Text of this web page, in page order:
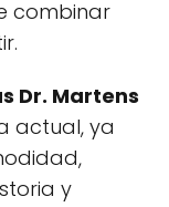
combinar
Dr. Martens
actual, ya
y